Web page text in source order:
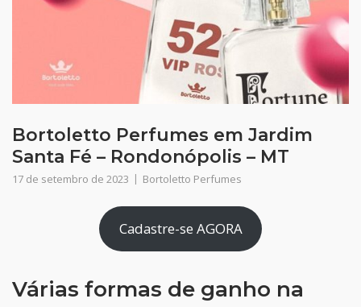
Bortoletto Perfumes em Jardim
Santa Fé – Rondonópolis – MT
17 de setembro de 2023 Bortoletto Perfumes
Cadastre-se AGORA
Várias formas de ganho na